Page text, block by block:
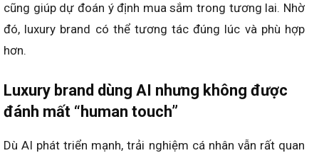
cũng giúp dự đoán ý định mua sắm trong tương lai. Nhờ
đó, luxury brand có thể tương tác đúng lúc và phù hợp
hơn.
Luxury brand dùng AI nhưng không được
đánh mất “human touch”
Dù AI phát triển mạnh, trải nghiệm cá nhân vẫn rất quan